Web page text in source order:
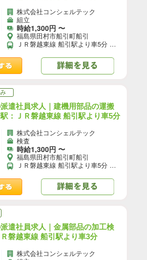
株式会社コンシェルテック
組立
時給1,300円 〜
福島県田村市船引町船引
ＪＲ磐越東線 船引駅より車5分 【自動車通勤】可(無料駐車場あり)／【自転車通勤】可／※就業先により異なる可能性あり。応募時お問い合わせください。
遣社員求人｜建機用部品の運搬
：ＪＲ磐越東線 船引駅より車5分
株式会社コンシェルテック
検査
時給1,300円 〜
福島県田村市船引町船引
ＪＲ磐越東線 船引駅より車5分 【自動車通勤】可(無料駐車場あり)／【自転車通勤】可／※就業先により異なる可能性あり。応募時お問い合わせください。
遣社員求人｜金属部品の加工検
磐越東線 船引駅より車3分
株式会社コンシェルテック